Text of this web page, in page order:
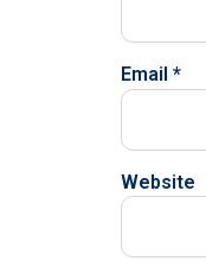
Email *
Website